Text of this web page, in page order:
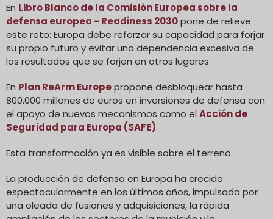
En Libro Blanco de la Comisión Europea sobre la
defensa europea - Readiness 2030pone de relieve
este reto: Europa debe reforzar su capacidad para forjar
su propio futuro y evitar una dependencia excesiva de
los resultados que se forjen en otros lugares.
En Plan ReArm Europepropone desbloquear hasta
800.000 millones de euros en inversiones de defensa con
el apoyo de nuevos mecanismos como el Acción de
Seguridad para Europa (SAFE).
Esta transformación ya es visible sobre el terreno.
La producción de defensa en Europa ha crecido
espectacularmente en los últimos años, impulsada por
una oleada de fusiones y adquisiciones, la rápida